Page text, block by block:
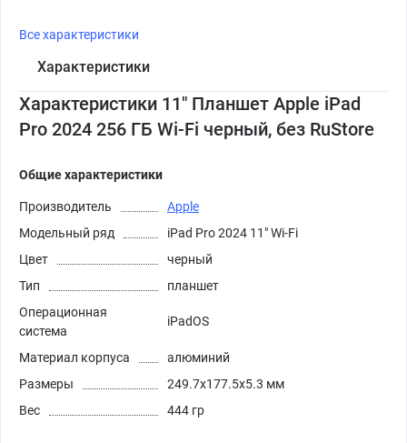
Все характеристики
Характеристики
Характеристики 11" Планшет Apple iPad
Pro 2024 256 ГБ Wi-Fi черный, без RuStore
Общие характеристики
Производитель
Apple
Модельный ряд
iPad Pro 2024 11" Wi-Fi
Цвет
черный
Тип
планшет
Операционная
система
iPadOS
Материал корпуса
алюминий
Размеры
249.7x177.5x5.3 мм
Вес
444 гр